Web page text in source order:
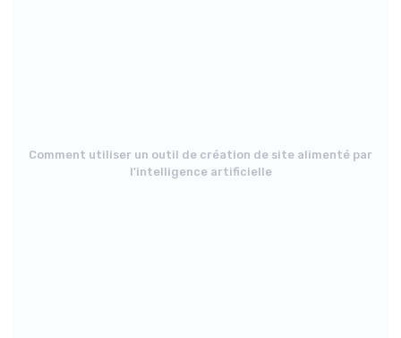
Comment utiliser un outil de création de site alimenté par
l'intelligence artificielle